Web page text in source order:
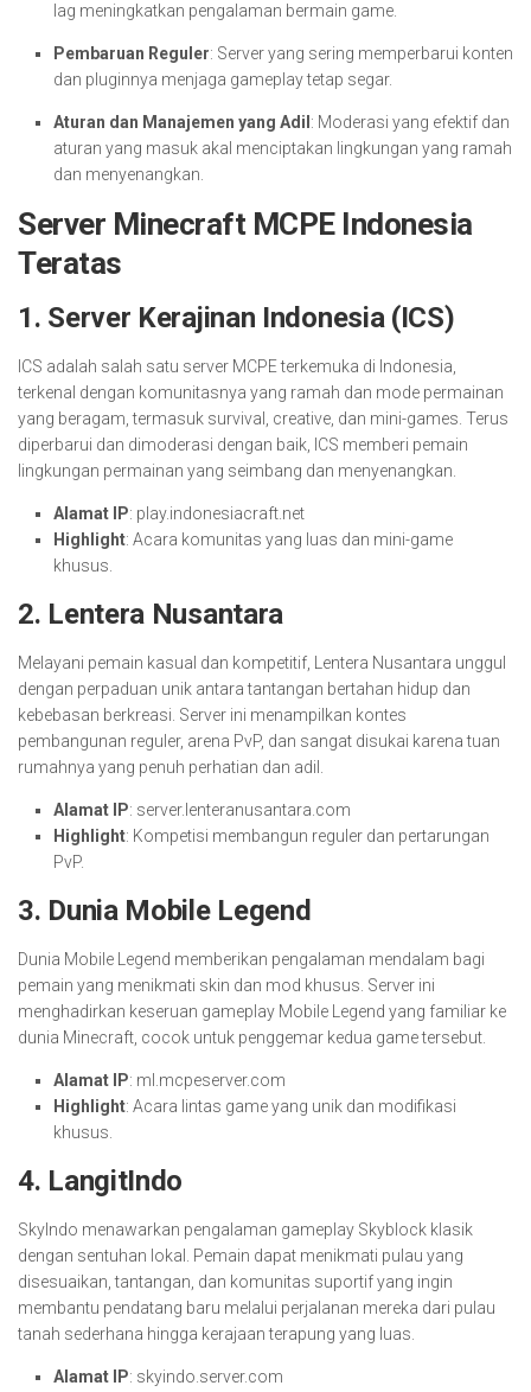
lag meningkatkan pengalaman bermain game.
Pembaruan Reguler: Server yang sering memperbarui konten
dan pluginnya menjaga gameplay tetap segar.
Aturan dan Manajemen yang Adil : Moderasi yang efektif dan
aturan yang masuk akal menciptakan lingkungan yang ramah
dan menyenangkan.
Server Minecraft MCPE Indonesia
Teratas
1. Server Kerajinan Indonesia (ICS)
ICS adalah salah satu server MCPE terkemuka di Indonesia,
terkenal dengan komunitasnya yang ramah dan mode permainan
yang beragam, termasuk survival, creative, dan mini-games. Terus
diperbarui dan dimoderasi dengan baik, ICS memberi pemain
lingkungan permainan yang seimbang dan menyenangkan.
Alamat IP: play.indonesiacraft.net
Highlight: Acara komunitas yang luas dan mini-game
khusus.
2. Lentera Nusantara
Melayani pemain kasual dan kompetitif, Lentera Nusantara unggul
dengan perpaduan unik antara tantangan bertahan hidup dan
kebebasan berkreasi. Server ini menampilkan kontes
pembangunan reguler, arena PvP, dan sangat disukai karena tuan
rumahnya yang penuh perhatian dan adil.
Alamat IP: server.lenteranusantara.com
Highlight: Kompetisi membangun reguler dan pertarungan
PvP.
3. Dunia Mobile Legend
Dunia Mobile Legend memberikan pengalaman mendalam bagi
pemain yang menikmati skin dan mod khusus. Server ini
menghadirkan keseruan gameplay Mobile Legend yang familiar ke
dunia Minecraft, cocok untuk penggemar kedua game tersebut.
Alamat IP: ml.mcpeserver.com
Highlight: Acara lintas game yang unik dan modifikasi
khusus.
4. LangitIndo
SkyIndo menawarkan pengalaman gameplay Skyblock klasik
dengan sentuhan lokal. Pemain dapat menikmati pulau yang
disesuaikan, tantangan, dan komunitas suportif yang ingin
membantu pendatang baru melalui perjalanan mereka dari pulau
tanah sederhana hingga kerajaan terapung yang luas.
Alamat IP: skyindo.server.com